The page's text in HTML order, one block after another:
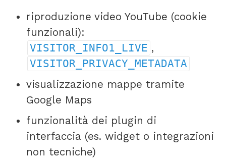
riproduzione video YouTube (cookie
funzionali):
VISITOR_INFO1_LIVE ,
VISITOR_PRIVACY_METADATA
visualizzazione mappe tramite
Google Maps
funzionalità dei plugin di
interfaccia (es. widget o integrazioni
non tecniche)